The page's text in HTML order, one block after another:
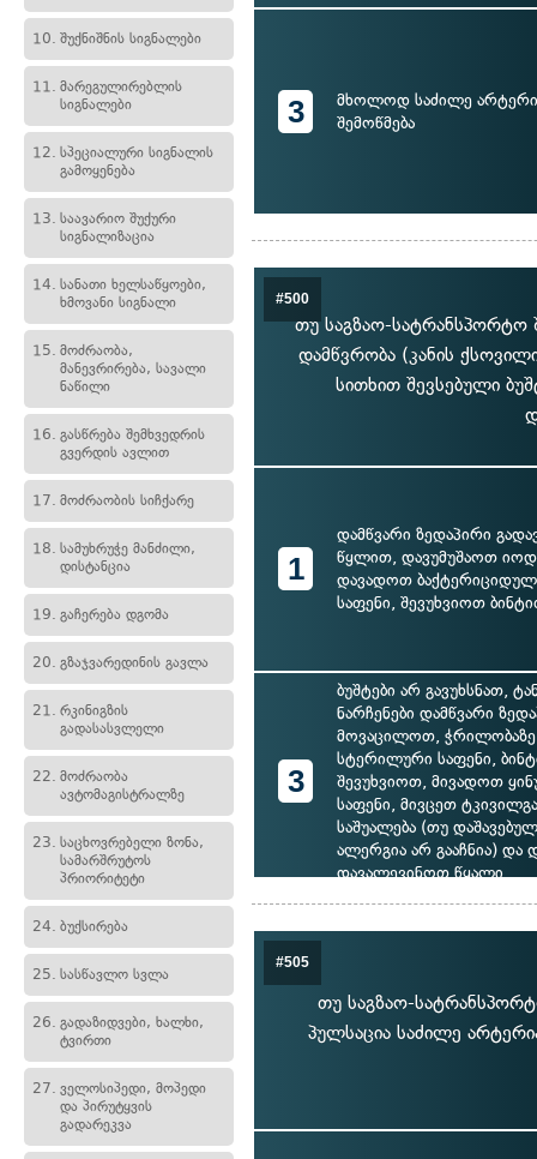
10. შუქნიშნის სიგნალები
11. მარეგულირებლის
სიგნალები
12. სპეციალური სიგნალის
გამოყენება
13. საავარიო შუქური
სიგნალიზაცია
14. სანათი ხელსაწყოები,
ხმოვანი სიგნალი
15. მოძრაობა,
მანევრირება, სავალი
ნაწილი
16. გასწრება შემხვედრის
გვერდის ავლით
17. მოძრაობის სიჩქარე
18. სამუხრუჭე მანძილი,
დისტანცია
19. გაჩერება დგომა
20. გზაჯვარედინის გავლა
21. რკინიგზის
გადასასვლელი
22. მოძრაობა
ავტომაგისტრალზე
23. საცხოვრებელი ზონა,
სამარშრუტოს
პრიორიტეტი
24. ბუქსირება
25. სასწავლო სვლა
26. გადაზიდვები, ხალხი,
ტვირთი
27. ველოსიპედი, მოპედი
და პირუტყვის
გადარეკვა
3
მხოლოდ საძილე
შემოწმება
#500
თუ საგზაო-სატრანსპორტო
დამწვრობა (კანის
სითხით შევსებული
1
დამწვარი ზედაპირი
წყლით, დავუმუშაოთ
დავადოთ
საფენი, შევუხვიოთ
3
ბუშტები არ გავუხსნათ,
ნარჩენები დამწვარი
მოვაცილოთ,
სტერილური საფენი,
შევუხვიოთ, მივადოთ
საფენი, მივცეთ
საშუალება (თუ
ალერგია არ გააჩნია) და
დავალევინოთ წყალი
#505
თუ საგზაო-
პულსაცია საძილე